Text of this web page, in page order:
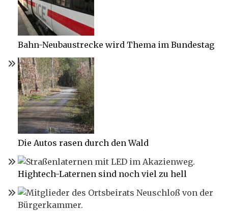
Bahn-Neubaustrecke wird Thema im Bundestag
Die Autos rasen durch den Wald
Hightech-Laternen sind noch viel zu hell